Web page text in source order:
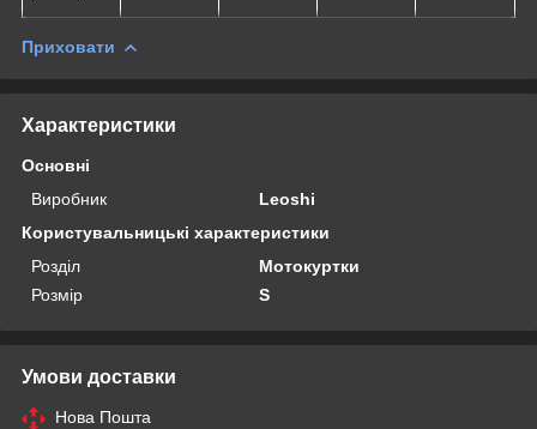
Приховати
Характеристики
Основні
Виробник
Leoshi
Користувальницькі характеристики
Розділ
Мотокуртки
Розмір
S
Умови доставки
Нова Пошта